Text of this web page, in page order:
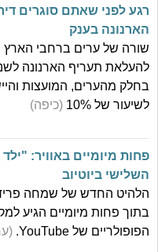
רגע לפני שאתם סוגרים
הארנונה בענק
שורה של ערים ברחבי
בחלק מהערים, המועצות
לשיעור של 10%
(כיפה)
פחות מיומיים באוויר:
השלישי ביוטיוב
הלהיט החדש של שמחה
בתוך פחות מיומיים הגיע
הפופולריים של YouTube.